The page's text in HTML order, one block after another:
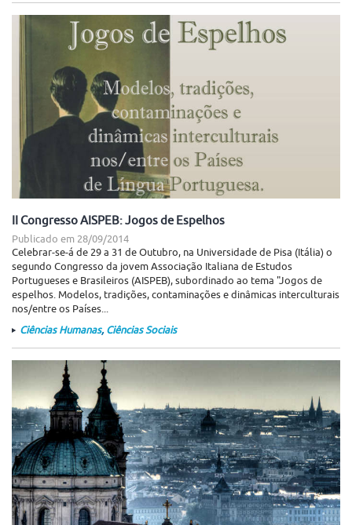
II Congresso AISPEB: Jogos de Espelhos
Publicado em 28/09/2014
Celebrar-se-á de 29 a 31 de Outubro, na Universidade de Pisa (Itália) o
segundo Congresso da jovem Associação Italiana de Estudos
Portugueses e Brasileiros (AISPEB), subordinado ao tema "Jogos de
espelhos. Modelos, tradições, contaminações e dinâmicas interculturais
nos/entre os Países...
Ciências Humanas, Ciências Sociais